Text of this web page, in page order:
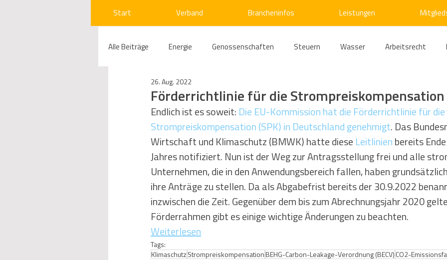
Start Verband Brancheninfos Leistungen
Alle Beiträge Energie Genossenschaften Steuern Wasser Arbeitsrecht
Compliance Gas
Beihilfenrecht Kraftwerke Kälte Verkehr Entsorgung/Abfall
Regulierung Wettbewerbs- und Kartellrecht Europarecht Wirtschafts- und
Telekommunikation Gesellschaftsrecht E-Mobilität Verwaltungsrecht
Förderrichtlinie für die
26. Aug. 2022
Endlich ist es soweit: Die EU-Kommission hat die Förderrichtlinie für die
Strompreiskompensation (SPK) in Deutschland genehmigt. Das
Wirtschaft und Klimaschutz (BMWK) hatte diese Leitlinien bereits
Jahres notifiziert. Nun ist der Weg zur Antragsstellung frei und alle
Unternehmen, die in den Anwendungsbereich fallen, haben
ihre Anträge zu stellen. Da als Abgabefrist bereits der 30.9.2022
inzwischen die Zeit. Gegenüber dem bis zum Abrechnungsjahr 2020
Förderrahmen gibt es einige wichtige Änderungen zu beachten.
Weiterlesen
Tags:
KlimaschutzStrompreiskompensationBEHG-Carbon-Leakage-Verordnung (BECV)CO2-